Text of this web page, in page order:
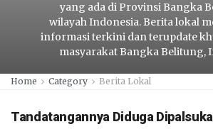
yang ada di Provinsi Bangka
wilayah Indonesia. Berita lokal
informasi terkini dan terupdate
masyarakat Bangka Belitung,
Home Category Berita Lokal
Tandatangannya Diduga